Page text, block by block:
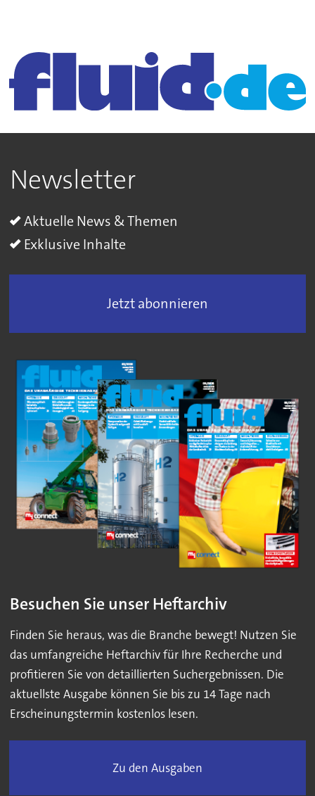
Newsletter
Aktuelle News & Themen
Exklusive Inhalte
Jetzt abonnieren
Besuchen Sie unser Heftarchiv
Finden Sie heraus, was die Branche bewegt! Nutzen Sie
das umfangreiche Heftarchiv für Ihre Recherche und
profitieren Sie von detaillierten Suchergebnissen. Die
aktuellste Ausgabe können Sie bis zu 14 Tage nach
Erscheinungstermin kostenlos lesen.
Zu den Ausgaben